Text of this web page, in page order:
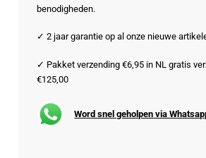
benodigheden.
✓ 2 jaar garantie op al onze nieuwe
✓ Pakket verzending €6,95 in NL gratis
€125,00
Word snel geholpen via